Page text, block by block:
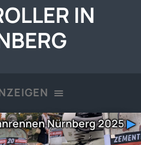
IN
Nürnberg 2025▶